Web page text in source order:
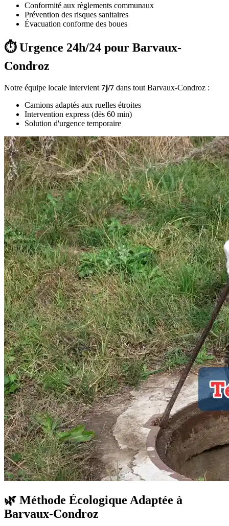
Conformité aux règlements communaux
Prévention des risques sanitaires
Évacuation conforme des boues
⏱️ Urgence 24h/24 pour Barvaux-
Condroz
Notre équipe locale intervient 7j/7 dans tout Barvaux-Condroz :
Camions adaptés aux ruelles étroites
Intervention express (dès 60 min)
Solution d'urgence temporaire
🌿 Méthode Écologique Adaptée à
Barvaux-Condroz